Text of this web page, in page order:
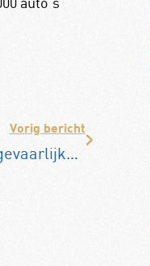
Vorig bericht
Elektrische auto niet gevaarlijker bij tunnelbrand